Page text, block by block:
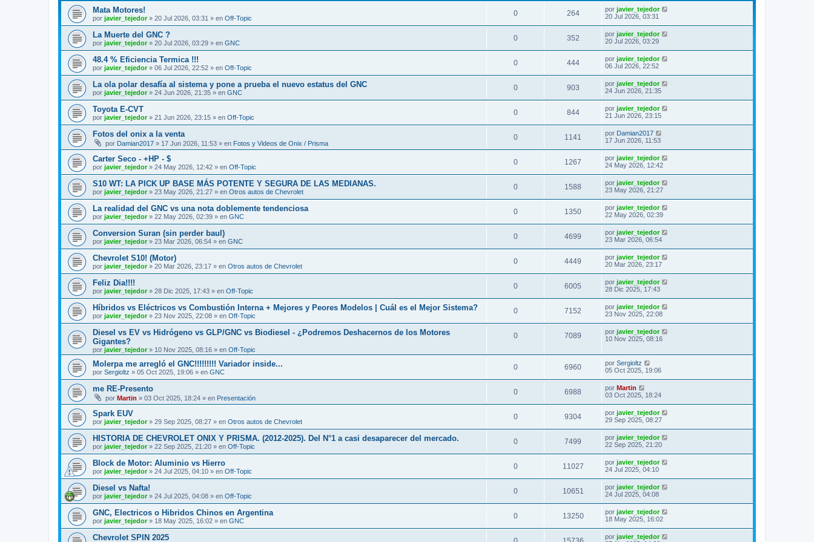
Mata Motores!
por javier_tejedor» 20 Jul 2026, 03:31 » en Off-Topic
0 264 por javier_tejedor
20 Jul 2026, 03:31
La Muerte del GNC ?
por javier_tejedor» 20 Jul 2026, 03:29 » en GNC
0 352 por javier_tejedor
20 Jul 2026, 03:29
48.4 % Eficiencia Termica !!!
por javier_tejedor» 06 Jul 2026, 22:52 » en Off-Topic
0 444 por javier_tejedor
06 Jul 2026, 22:52
La ola polar desafía al sistema y pone a prueba el nuevo estatus del GNC
por javier_tejedor» 24 Jun 2026, 21:35 » en GNC
0 903 por javier_tejedor
24 Jun 2026, 21:35
Toyota E-CVT
por javier_tejedor» 21 Jun 2026, 23:15 » en Off-Topic
0 844 por javier_tejedor
21 Jun 2026, 23:15
Fotos del onix a la venta
por Damian2017 » 17 Jun 2026, 11:53 » en Fotos y Videos de Onix / Prisma
0 1141 por Damian2017
17 Jun 2026, 11:53
Carter Seco - +HP - $
por javier_tejedor» 24 May 2026, 12:42 » en Off-Topic
0 1267 por javier_tejedor
24 May 2026, 12:42
S10 WT: LA PICK UP BASE MÁS POTENTE Y SEGURA DE LAS MEDIANAS.
por javier_tejedor» 23 May 2026, 21:27 » en Otros autos de Chevrolet
0 1588 por javier_tejedor
23 May 2026, 21:27
La realidad del GNC vs una nota doblemente tendenciosa
por javier_tejedor» 22 May 2026, 02:39 » en GNC
0 1350 por javier_tejedor
22 May 2026, 02:39
Conversion Suran (sin perder baul)
por javier_tejedor» 23 Mar 2026, 06:54 » en GNC
0 4699 por javier_tejedor
23 Mar 2026, 06:54
Chevrolet S10! (Motor)
por javier_tejedor» 20 Mar 2026, 23:17 » en Otros autos de Chevrolet
0 4449 por javier_tejedor
20 Mar 2026, 23:17
Feliz Dia!!!!
por javier_tejedor» 28 Dic 2025, 17:43 » en Off-Topic
0 6005 por javier_tejedor
28 Dic 2025, 17:43
Híbridos vs Eléctricos vs Combustión Interna + Mejores y Peores Modelos | Cuál es el Mejor Sistema?
por javier_tejedor» 23 Nov 2025, 22:08 » en Off-Topic
0 7152 por javier_tejedor
23 Nov 2025, 22:08
Diesel vs EV vs Hidrógeno vs GLP/GNC vs Biodiesel - ¿Podremos Deshacernos de los Motores
Gigantes?
por javier_tejedor» 10 Nov 2025, 08:16 » en Off-Topic
0 7089 por javier_tejedor
10 Nov 2025, 08:16
Molerpa me arregló el GNC!!!!!!!!! Variador inside...
por Sergioltz » 05 Oct 2025, 19:06 » en GNC
0 6960 por Sergioltz
05 Oct 2025, 19:06
me RE-Presento
por Martin » 03 Oct 2025, 18:24 » en Presentación
0 6988 por Martin
03 Oct 2025, 18:24
Spark EUV
por javier_tejedor» 29 Sep 2025, 08:27 » en Otros autos de Chevrolet
0 9304 por javier_tejedor
29 Sep 2025, 08:27
HISTORIA DE CHEVROLET ONIX Y PRISMA. (2012-2025). Del N°1 a casi desaparecer del mercado.
por javier_tejedor» 22 Sep 2025, 21:20 » en Off-Topic
0 7499 por javier_tejedor
22 Sep 2025, 21:20
Block de Motor: Aluminio vs Hierro
por javier_tejedor» 24 Jul 2025, 04:10 » en Off-Topic
0 11027 por javier_tejedor
24 Jul 2025, 04:10
Diesel vs Nafta!
por javier_tejedor» 24 Jul 2025, 04:08 » en Off-Topic
0 10651 por javier_tejedor
24 Jul 2025, 04:08
GNC, Electricos o Hibridos Chinos en Argentina
por javier_tejedor» 18 May 2025, 16:02 » en GNC
0 13250 por javier_tejedor
18 May 2025, 16:02
Chevrolet SPIN 2025 por javier_tejedor